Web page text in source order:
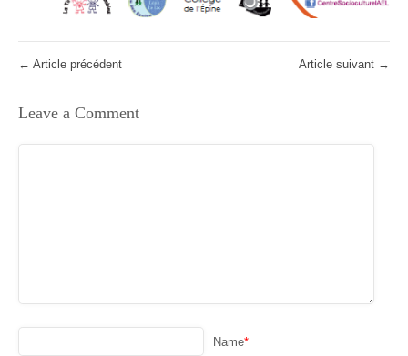
← Article précédent Article suivant →
Leave a Comment
Name*